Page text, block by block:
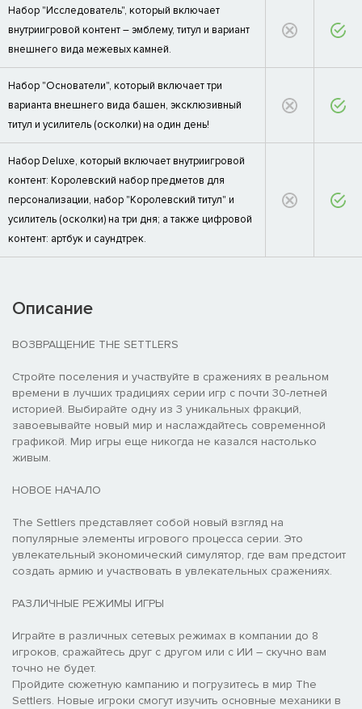
Набор "Исследователь", который включает
внутриигровой контент – эмблему, титул и вариант
внешнего вида межевых камней.
Набор "Основатели", который включает три
варианта внешнего вида башен, эксклюзивный
титул и усилитель (осколки) на один день!
Набор Deluxe, который включает внутриигровой
контент: Королевский набор предметов для
персонализации, набор "Королевский титул" и
усилитель (осколки) на три дня; а также цифровой
контент: артбук и саундтрек.
Описание
ВОЗВРАЩЕНИЕ THE SETTLERS
Стройте поселения и участвуйте в сражениях в реальном
времени в лучших традициях серии игр с почти 30-летней
историей. Выбирайте одну из 3 уникальных фракций,
завоевывайте новый мир и наслаждайтесь современной
графикой. Мир игры еще никогда не казался настолько
живым.
НОВОЕ НАЧАЛО
The Settlers представляет собой новый взгляд на
популярные элементы игрового процесса серии. Это
увлекательный экономический симулятор, где вам предстоит
создать армию и участвовать в увлекательных сражениях.
РАЗЛИЧНЫЕ РЕЖИМЫ ИГРЫ
Играйте в различных сетевых режимах в компании до 8
игроков, сражайтесь друг с другом или с ИИ – скучно вам
точно не будет.
Пройдите сюжетную кампанию и погрузитесь в мир The
Settlers. Новые игроки смогут изучить основные механики в